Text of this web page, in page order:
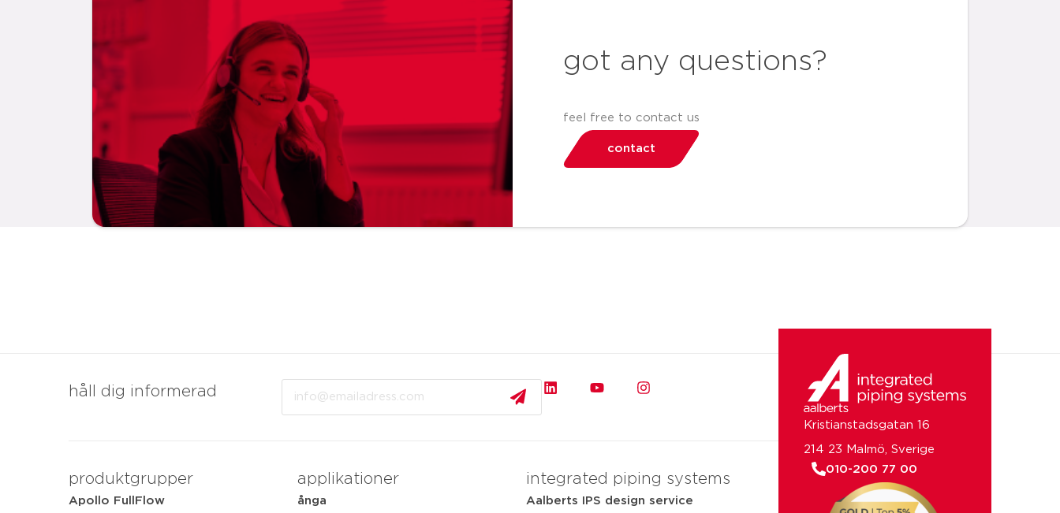
got any questions?
feel free to contact us
contact
håll dig informerad
produktgrupper
Apollo FullFlow
applikationer
ånga
integrated piping systems
Aalberts IPS design service
Kristianstadsgatan 16
214 23 Malmö, Sverige
010-200 77 00